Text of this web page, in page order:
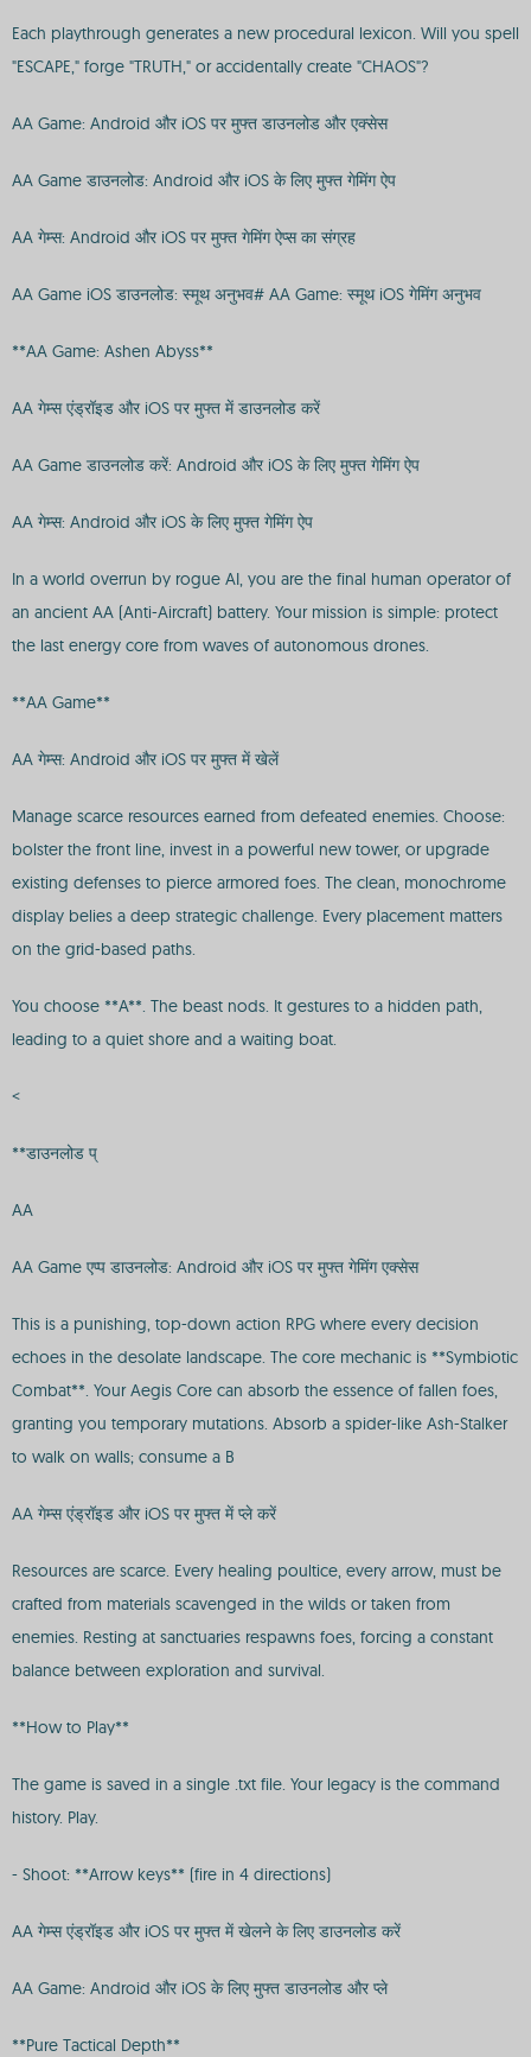
Each playthrough generates a new procedural lexicon. Will you spell
"ESCAPE," forge "TRUTH," or accidentally create "CHAOS"?
AA Game: Android और iOS पर मुफ्त डाउनलोड और एक्सेस
AA Game डाउनलोड: Android और iOS के लिए मुफ्त गेमिंग ऐप
AA गेम्स: Android और iOS पर मुफ्त गेमिंग ऐप्स का संग्रह
AA Game iOS डाउनलोड: स्मूथ अनुभव# AA Game: स्मूथ iOS गेमिंग अनुभव
**AA Game: Ashen Abyss**
AA गेम्स एंड्रॉइड और iOS पर मुफ्त में डाउनलोड करें
AA Game डाउनलोड करें: Android और iOS के लिए मुफ्त गेमिंग ऐप
AA गेम्स: Android और iOS के लिए मुफ्त गेमिंग ऐप
In a world overrun by rogue AI, you are the final human operator of
an ancient AA (Anti-Aircraft) battery. Your mission is simple: protect
the last energy core from waves of autonomous drones.
**AA Game**
AA गेम्स: Android और iOS पर मुफ्त में खेलें
Manage scarce resources earned from defeated enemies. Choose:
bolster the front line, invest in a powerful new tower, or upgrade
existing defenses to pierce armored foes. The clean, monochrome
display belies a deep strategic challenge. Every placement matters
on the grid-based paths.
You choose **A**. The beast nods. It gestures to a hidden path,
leading to a quiet shore and a waiting boat.
<
**डाउनलोड प्
AA
AA Game एप्प डाउनलोड: Android और iOS पर मुफ्त गेमिंग एक्सेस
This is a punishing, top-down action RPG where every decision
echoes in the desolate landscape. The core mechanic is **Symbiotic
Combat**. Your Aegis Core can absorb the essence of fallen foes,
granting you temporary mutations. Absorb a spider-like Ash-Stalker
to walk on walls; consume a B
AA गेम्स एंड्रॉइड और iOS पर मुफ्त में प्ले करें
Resources are scarce. Every healing poultice, every arrow, must be
crafted from materials scavenged in the wilds or taken from
enemies. Resting at sanctuaries respawns foes, forcing a constant
balance between exploration and survival.
**How to Play**
The game is saved in a single .txt file. Your legacy is the command
history. Play.
- Shoot: **Arrow keys** (fire in 4 directions)
AA गेम्स एंड्रॉइड और iOS पर मुफ्त में खेलने के लिए डाउनलोड करें
AA Game: Android और iOS के लिए मुफ्त डाउनलोड और प्ले
**Pure Tactical Depth**